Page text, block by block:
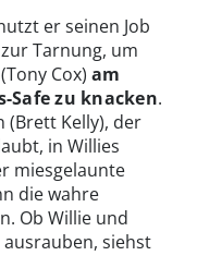
er seinen Job
Tarnung, um
Cox) am
Safe zu knacken.
(Brett Kelly), der
in Willies
miesgelaunte
die wahre
Ob Willie und
siehst